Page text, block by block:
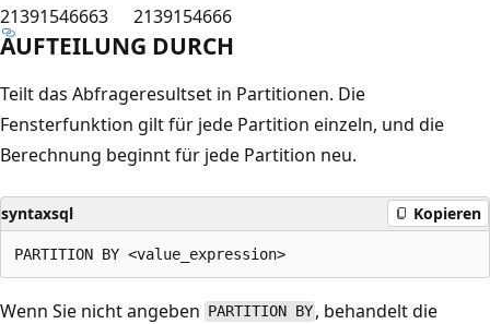
21391546663 2139154666
AUFTEILUNG DURCH
Teilt das Abfrageresultset in Partitionen. Die
Fensterfunktion gilt für jede Partition einzeln, und die
Berechnung beginnt für jede Partition neu.
syntaxsql Kopieren
Wenn Sie nicht angeben PARTITION BY , behandelt die